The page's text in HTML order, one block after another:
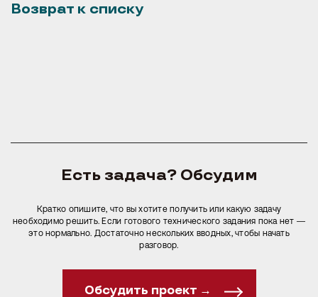
возможные варианты и предложим оптимальный путь.
Возврат к списку
Есть задача? Обсудим
Кратко опишите, что вы хотите получить или какую задачу
необходимо решить. Если готового технического задания пока нет —
это нормально. Достаточно нескольких вводных, чтобы начать
разговор.
Обсудить проект →